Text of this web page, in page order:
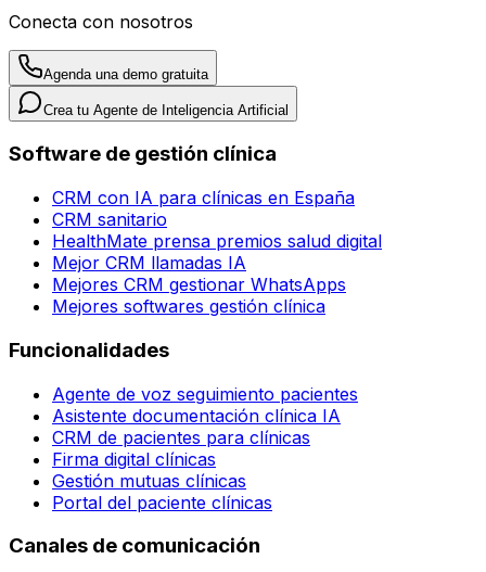
Conecta con nosotros
Agenda una demo gratuita
Crea tu Agente de Inteligencia Artificial
Software de gestión clínica
CRM con IA para clínicas en España
CRM sanitario
HealthMate prensa premios salud digital
Mejor CRM llamadas IA
Mejores CRM gestionar WhatsApps
Mejores softwares gestión clínica
Funcionalidades
Agente de voz seguimiento pacientes
Asistente documentación clínica IA
CRM de pacientes para clínicas
Firma digital clínicas
Gestión mutuas clínicas
Portal del paciente clínicas
Canales de comunicación